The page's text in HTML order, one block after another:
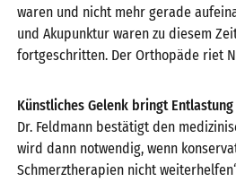
waren und nicht mehr gerade
und Akupunktur waren zu diesem
fortgeschritten. Der Orthopäde riet
Künstliches Gelenk bringt Entlastung
Dr. Feldmann bestätigt den
wird dann notwendig, wenn
Schmerztherapien nicht